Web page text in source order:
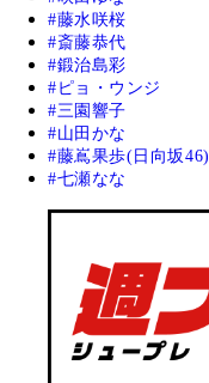
藤水咲桜
斎藤恭代
鍛治島彩
ピョ・ウンジ
三園響子
山田かな
藤嶌果歩(日向坂46)
七瀬なな